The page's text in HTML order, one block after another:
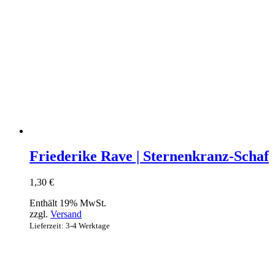
Friederike Rave | Sternenkranz-Schaf
1,30 €
Enthält 19% MwSt.
zzgl. Versand
Lieferzeit: 3-4 Werktage